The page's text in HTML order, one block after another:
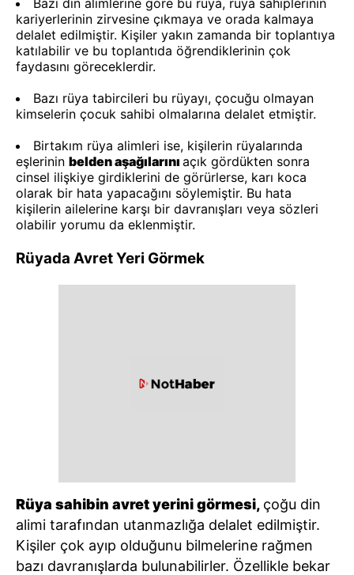
kariyerlerinin zirvesine çıkmaya ve orada kalmaya
delalet edilmiştir. Kişiler yakın zamanda bir toplantıya
katılabilir ve bu toplantıda öğrendiklerinin çok
faydasını göreceklerdir.
Bazı rüya tabircileri bu rüyayı, çocuğu olmayan
kimselerin çocuk sahibi olmalarına delalet etmiştir.
Birtakım rüya alimleri ise, kişilerin rüyalarında
eşlerinin belden aşağılarını açık gördükten sonra
cinsel ilişkiye girdiklerini de görürlerse, karı koca
olarak bir hata yapacağını söylemiştir. Bu hata
kişilerin ailelerine karşı bir davranışları veya sözleri
olabilir yorumu da eklenmiştir.
Rüyada Avret Yeri Görmek
Rüya sahibin avret yerini görmesi, çoğu din
alimi tarafından utanmazlığa delalet edilmiştir.
Kişiler çok ayıp olduğunu bilmelerine rağmen
bazı davranışlarda bulunabilirler. Özellikle bekar